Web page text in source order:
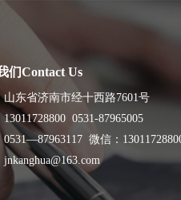
们Contact Us
山东省济南市经十西路7601号
13011728800 0531-87965005
0531—87963117 微信：